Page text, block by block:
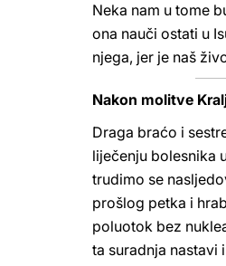
Neka nam u tome
ona nauči ostati u
njega, jer je naš
Nakon molitve
Draga braćo i
liječenju bolesnika
trudimo se
prošlog petka i
poluotok bez
ta suradnja